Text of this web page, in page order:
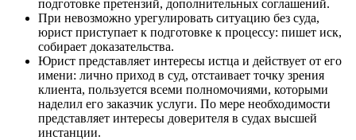
подготовке претензий, дополнительных соглашений.
При невозможно урегулировать ситуацию без суда,
юрист приступает к подготовке к процессу: пишет иск,
собирает доказательства.
Юрист представляет интересы истца и действует от его
имени: лично приход в суд, отстаивает точку зрения
клиента, пользуется всеми полномочиями, которыми
наделил его заказчик услуги. По мере необходимости
представляет интересы доверителя в судах высшей
инстанции.